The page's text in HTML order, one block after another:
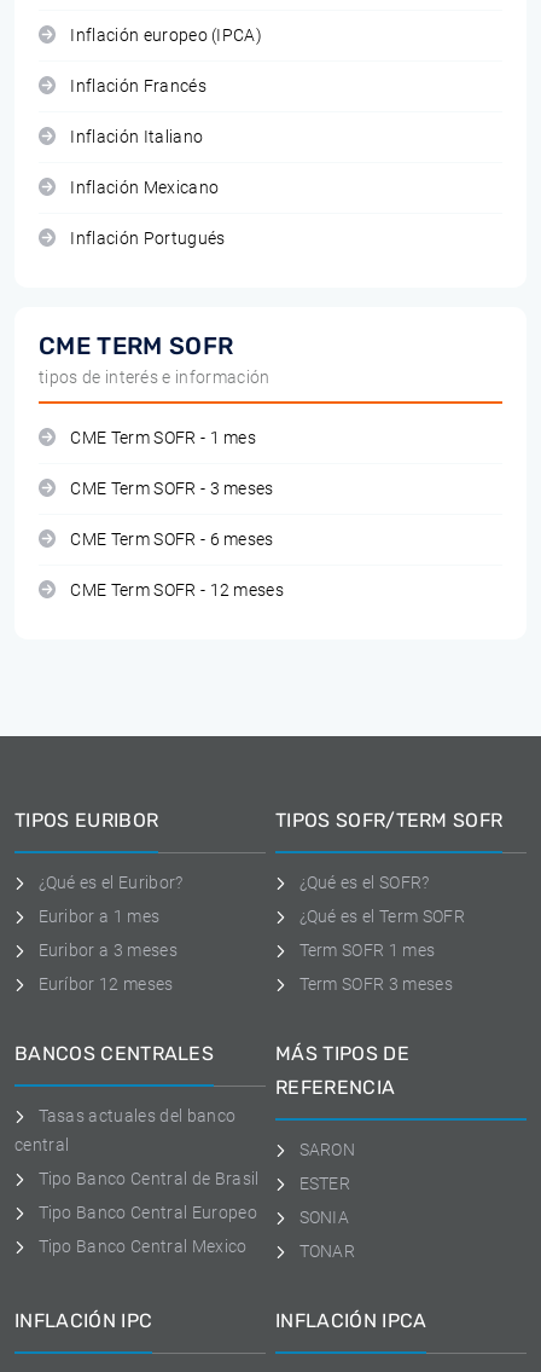
Inflación europeo (IPCA)
Inflación Francés
Inflación Italiano
Inflación Mexicano
Inflación Portugués
CME TERM SOFR
tipos de interés e información
CME Term SOFR - 1 mes
CME Term SOFR - 3 meses
CME Term SOFR - 6 meses
CME Term SOFR - 12 meses
TIPOS EURIBOR
¿Qué es el Euribor?
Euribor a 1 mes
Euribor a 3 meses
Euríbor 12 meses
TIPOS SOFR/TERM SOFR
¿Qué es el SOFR?
¿Qué es el Term SOFR
Term SOFR 1 mes
Term SOFR 3 meses
BANCOS CENTRALES
Tasas actuales del banco
central
Tipo Banco Central de Brasil
Tipo Banco Central Europeo
Tipo Banco Central Mexico
MÁS TIPOS DE
REFERENCIA
SARON
ESTER
SONIA
TONAR
INFLACIÓN IPC INFLACIÓN IPCA